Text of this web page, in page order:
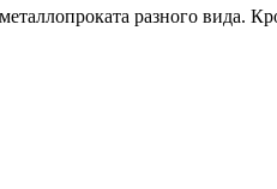
разного вида.